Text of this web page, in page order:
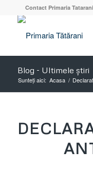
Contact Primaria
Blog - Ultimele știri
Sunteți aici: Acasa /